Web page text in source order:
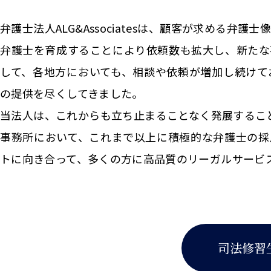
弁護士法人ALG&Associatesは、顧客が求める弁護士
弁護士を育成することにより依頼数も拡大し、新た
して、各地方においても、相談や依頼が増加し続け
の提供を尽くしてきました。
当法人は、これからも立ち止まることなく発展する
事務所において、これまで以上に積極的な弁護士の
トに向き合って、多くの方に高品質のリーガルサー
司法修習